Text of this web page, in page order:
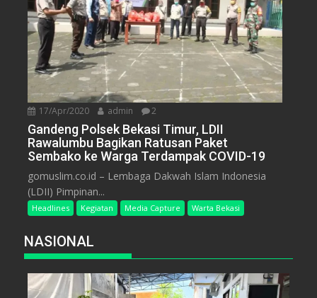
17/Apr/2020 admin 2
Gandeng Polsek Bekasi Timur, LDII
Rawalumbu Bagikan Ratusan Paket
Sembako ke Warga Terdampak COVID-19
gomuslim.co.id – Lembaga Dakwah Islam Indonesia
(LDII) Pimpinan...
Headlines Kegiatan Media Capture Warta Bekasi
NASIONAL